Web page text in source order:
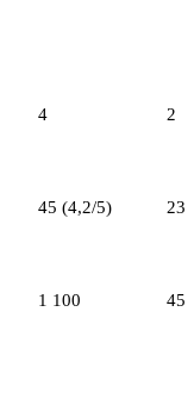
4 2
45 (4,2/5) 23
1 100 450